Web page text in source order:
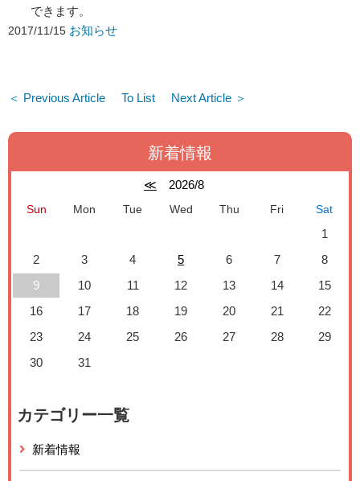
できます。
2017/11/15 お知らせ
＜ Previous Article To List Next Article ＞
新着情報
≪ 2026/8
Sun Mon Tue Wed Thu Fri Sat
1
2
3 4 5 6 7
8
9
10 11 12 13 14
15
16
17 18 19 20 21
22
23
24 25 26 27 28
29
30
31
カテゴリー一覧
新着情報